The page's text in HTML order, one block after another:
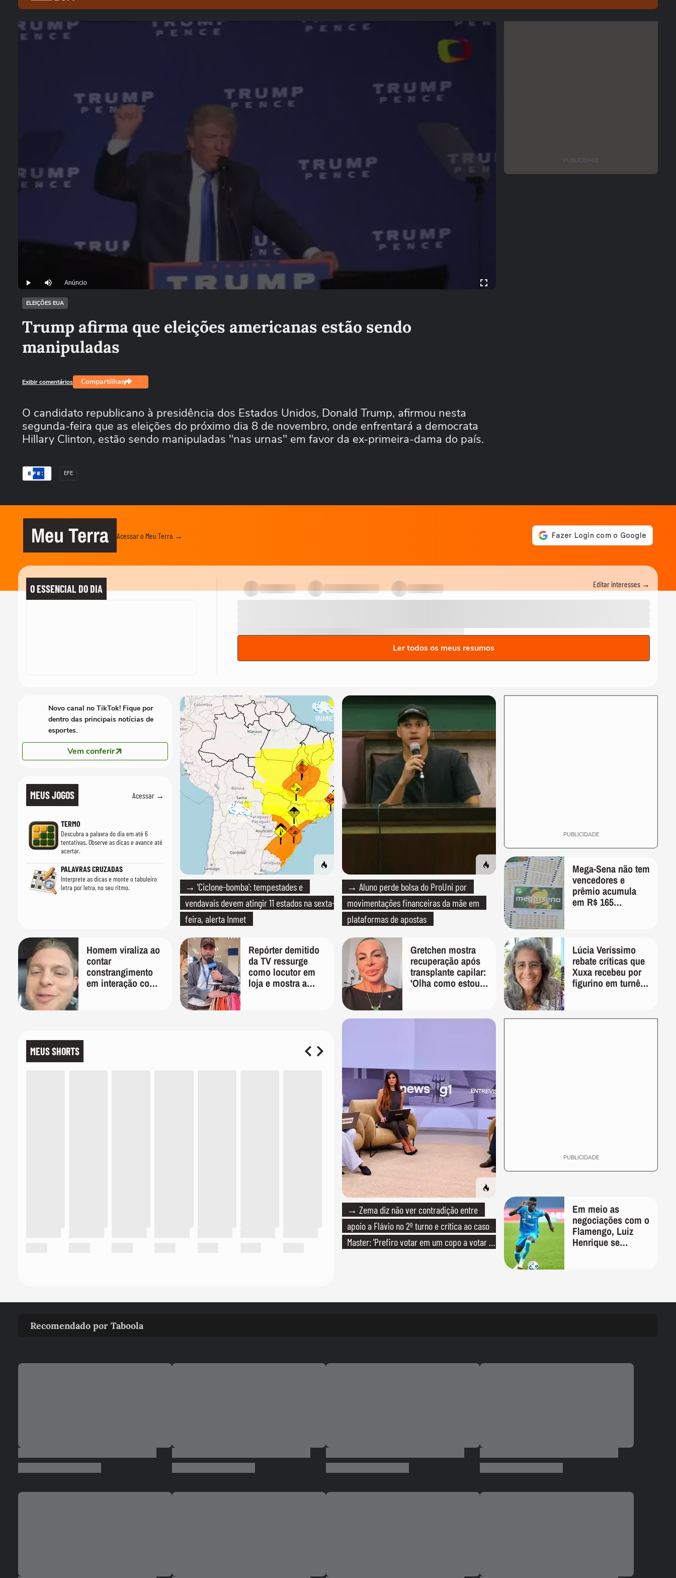
Play Mutar Anúncio
ELEIÇÕES EUA
Trump afirma que eleições americanas estão sendo
manipuladas
Exibir comentários Compartilhar
O candidato republicano à presidência dos Estados Unidos, Donald Trump, afirmou nesta
segunda-feira que as eleições do próximo dia 8 de novembro, onde enfrentará a democrata
Hillary Clinton, estão sendo manipuladas "nas urnas" em favor da ex-primeira-dama do país.
EFE
PUBLICIDADE
Meu Terra Acessar o Meu Terra →
O ESSENCIAL DO DIA Editar interesses →
Ler todos os meus resumos
MEUS JOGOS Acessar →
TERMO
Descubra a palavra do dia em até 6
tentativas. Observe as dicas e avance até
acertar.
PALAVRAS CRUZADAS
Interprete as dicas e monte o tabuleiro
letra por letra, no seu ritmo.
→ 'Ciclone-bomba': tempestades e
vendavais devem atingir 11 estados na sexta-
feira, alerta Inmet
→ Aluno perde bolsa do ProUni por
movimentações financeiras da mãe em
plataformas de apostas
PUBLICIDADE
→ Zema diz não ver contradição entre
apoio a Flávio no 2º turno e crítica ao caso
Master: 'Prefiro votar em um copo a votar no
Mega-Sena não tem
vencedores e
prêmio acumula
em R$ 165
Homem viraliza ao
contar
constrangimento
em interação com
Repórter demitido
da TV ressurge
como locutor em
loja e mostra a
Gretchen mostra
recuperação após
transplante capilar:
'Olha como estou
Lúcia Veríssimo
rebate críticas que
Xuxa recebeu por
figurino em turnê:
MEUS SHORTS
PUBLICIDADE
Novo canal no TikTok! Fique por
dentro das principais notícias de
esportes.
Vem conferir
Em meio as
negociações com o
Flamengo, Luiz
Henrique se
Recomendado por Taboola